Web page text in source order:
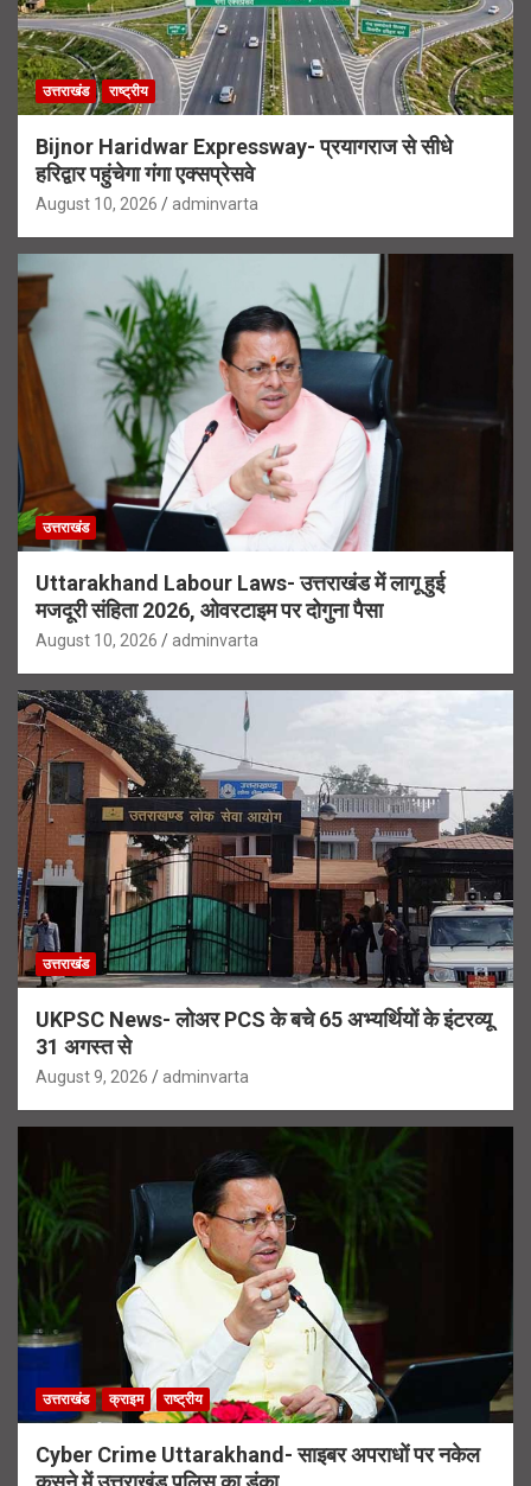
उत्तराखंड राष्ट्रीय
Bijnor Haridwar Expressway- प्रयागराज से सीधे
हरिद्वार पहुंचेगा गंगा एक्सप्रेसवे
August 10, 2026 adminvarta
उत्तराखंड
Uttarakhand Labour Laws- उत्तराखंड में लागू हुई
मजदूरी संहिता 2026, ओवरटाइम पर दोगुना पैसा
August 10, 2026 adminvarta
उत्तराखंड
UKPSC News- लोअर PCS के बचे 65 अभ्यर्थियों के इंटरव्यू
31 अगस्त से
August 9, 2026 adminvarta
उत्तराखंड क्राइम राष्ट्रीय
Cyber Crime Uttarakhand- साइबर अपराधों पर नकेल